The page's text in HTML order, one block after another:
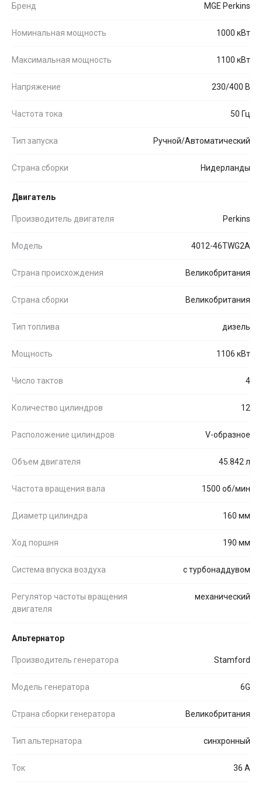
Бренд MGE Perkins
Номинальная мощность 1000 кВт
Максимальная мощность 1100 кВт
Напряжение 230/400 В
Частота тока 50 Гц
Тип запуска Ручной/Автоматический
Страна сборки Нидерланды
Двигатель
Производитель двигателя Perkins
Модель 4012-46TWG2A
Страна происхождения Великобритания
Страна сборки Великобритания
Тип топлива дизель
Мощность 1106 кВт
Число тактов 4
Количество цилиндров 12
Расположение цилиндров V-образное
Объем двигателя 45.842 л
Частота вращения вала 1500 об/мин
Диаметр цилиндра 160 мм
Ход поршня 190 мм
Система впуска воздуха с турбонаддувом
Регулятор частоты вращения
двигателя
механический
Альтернатор
Производитель генератора Stamford
Модель генератора 6G
Страна сборки генератора Великобритания
Тип альтернатора синхронный
Ток 36 А